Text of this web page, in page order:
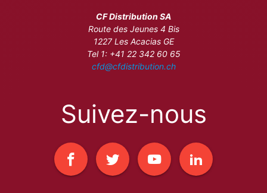
CF Distribution SA
Route des Jeunes 4 Bis
1227 Les Acacias GE
Tel 1: +41 22 342 60 65
cfd@cfdistribution.ch
Suivez-nous